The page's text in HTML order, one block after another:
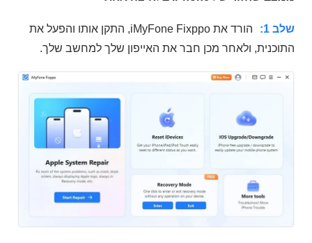
שלב 1:
הורד את iMyFone Fixppo, התקן אותו והפעל את
התוכנית, ולאחר מכן חבר את האייפון שלך למחשב שלך.